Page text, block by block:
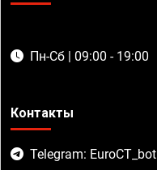
Пн-Сб | 09:00 - 19:00
Контакты
Telegram: EuroCT_bot